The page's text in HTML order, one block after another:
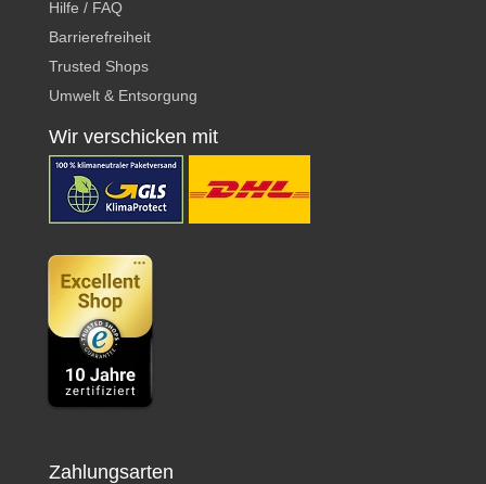
Hilfe / FAQ
Barrierefreiheit
Trusted Shops
Umwelt & Entsorgung
Wir verschicken mit
Zahlungsarten